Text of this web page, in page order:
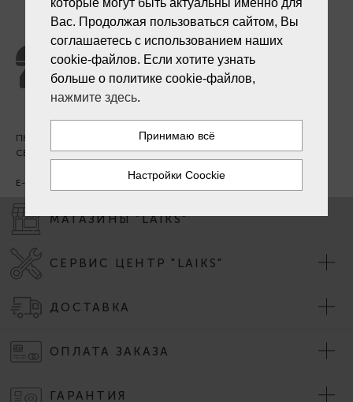
Служба поддержки клиентов
+371 27 241 888
ПН. - ПТ. 09:00 - 18:00
СБ - ВС - выходной
E-mail:
МАГАЗИНЫ "LAIKS"
СЕРВИС ЦЕНТР "LAIKS"
ДОСТАВКА
ОПЛАТА ЗАКАЗА
ГАРАНТИЯ
которые могут быть актуальны именно для
Вас. Продолжая пользоваться сайтом, Вы
соглашаетесь с использованием наших
cookie-файлов. Если хотите узнать
больше о политике cookie-файлов,
нажмите здесь.